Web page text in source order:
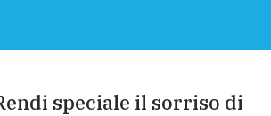
speciale il sorriso di